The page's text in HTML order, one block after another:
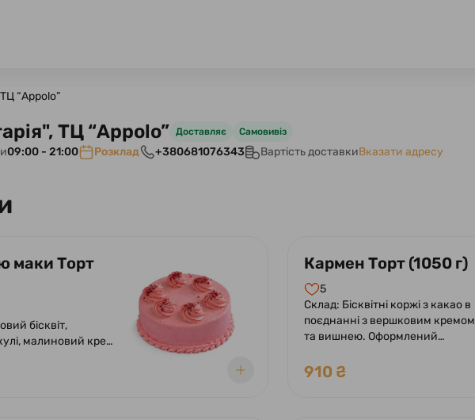
“Appolo”
ТЦ “Appolo” Доставляє Самовивіз
09:00 - 21:00 Розклад +380681076343 Вартість доставкиВказати адресу
маки Торт
бісквіт,
малиновий крем
Кармен Торт (1050 г)
5
Склад: Бісквітні коржі з какао в
поєднанні з вершковим кремом
та вишнею. Оформлений
вершків та вишнею.
910 ₴